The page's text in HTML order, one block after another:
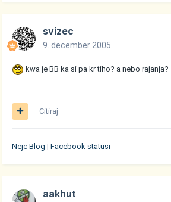
svizec
9. december 2005
kwa je BB ka si pa kr tiho? a nebo rajanja?
Citiraj
Nejc Blog |Facebook statusi
aakhut